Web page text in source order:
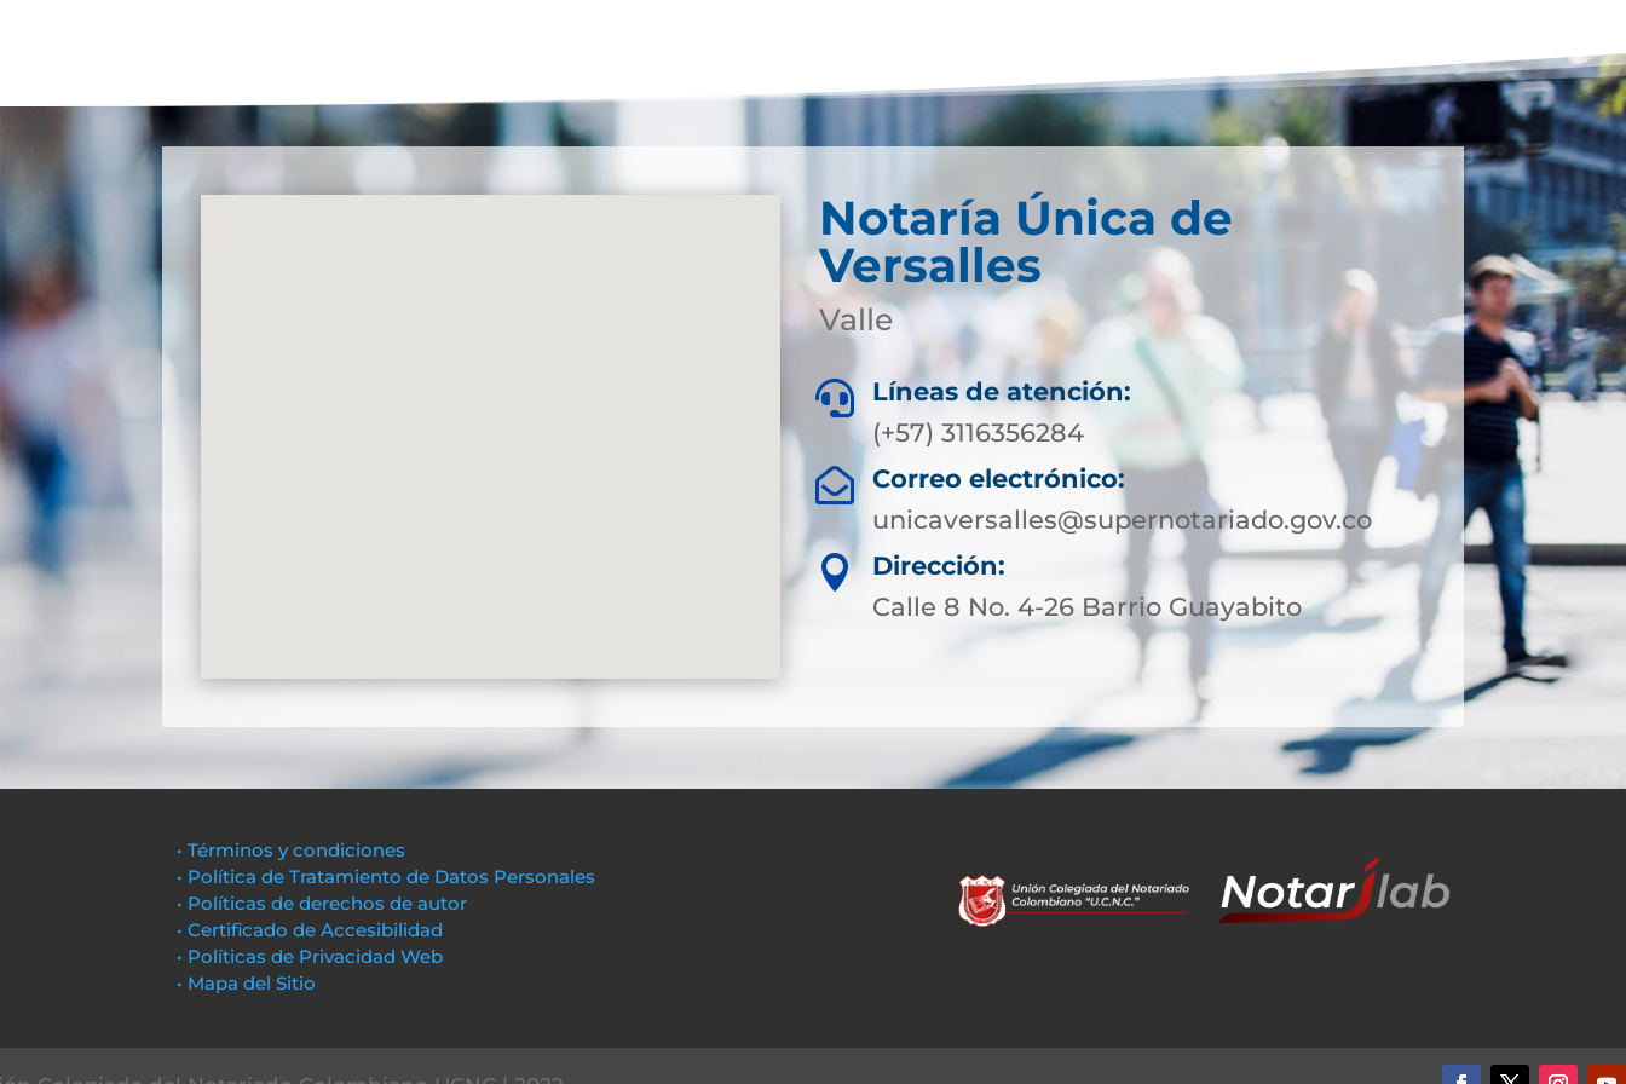
Notaría Única de
Versalles
Valle

Líneas de atención:
(+57) 3116356284

Correo electrónico:
unicaversalles@supernotariado.gov.co

Dirección:
Calle 8 No. 4-26 Barrio Guayabito
• Términos y condiciones
• Política de Tratamiento de Datos Personales
• Políticas de derechos de autor
• Certificado de Accesibilidad
• Políticas de Privacidad Web
• Mapa del Sitio